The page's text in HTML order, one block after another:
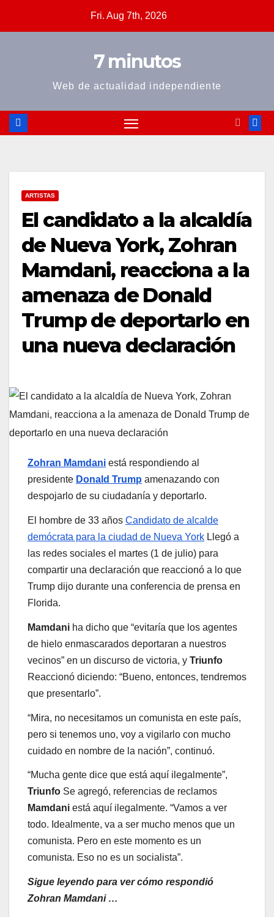
Fri. Aug 7th, 2026
7 minutos
Web de actualidad independiente
ARTISTAS
El candidato a la alcaldía
de Nueva York, Zohran
Mamdani, reacciona a la
amenaza de Donald
Trump de deportarlo en
una nueva declaración
Zohran Mamdani está respondiendo al
presidente Donald Trump amenazando con
despojarlo de su ciudadanía y deportarlo.
El hombre de 33 años Candidato de alcalde
demócrata para la ciudad de Nueva York Llegó a
las redes sociales el martes (1 de julio) para
compartir una declaración que reaccionó a lo que
Trump dijo durante una conferencia de prensa en
Florida.
Mamdani ha dicho que “evitaría que los agentes
de hielo enmascarados deportaran a nuestros
vecinos” en un discurso de victoria, y Triunfo
Reaccionó diciendo: “Bueno, entonces, tendremos
que presentarlo”.
“Mira, no necesitamos un comunista en este país,
pero si tenemos uno, voy a vigilarlo con mucho
cuidado en nombre de la nación”, continuó.
“Mucha gente dice que está aquí ilegalmente”,
Triunfo Se agregó, referencias de reclamos
Mamdani está aquí ilegalmente. “Vamos a ver
todo. Idealmente, va a ser mucho menos que un
comunista. Pero en este momento es un
comunista. Eso no es un socialista”.
Sigue leyendo para ver cómo respondió
Zohran Mamdani …